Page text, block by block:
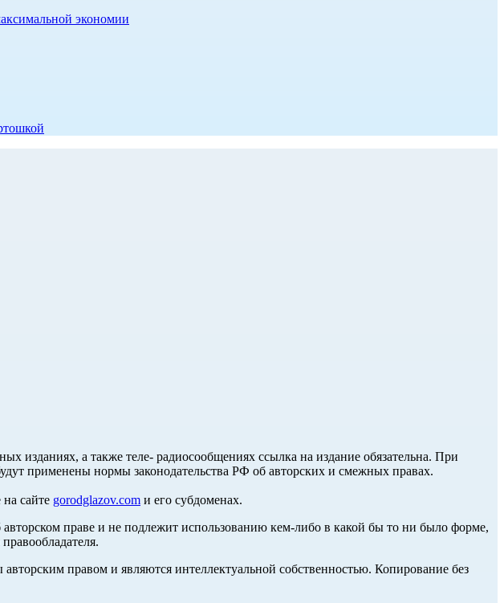
экономии
изданиях, а также теле- радиосообщениях ссылка на издание обязательна. При
применены нормы законодательства РФ об авторских и смежных правах.
сайте gorodglazov.com и его субдоменах.
праве и не подлежит использованию кем-либо в какой бы то ни было форме,
правом и являются интеллектуальной собственностью. Копирование без